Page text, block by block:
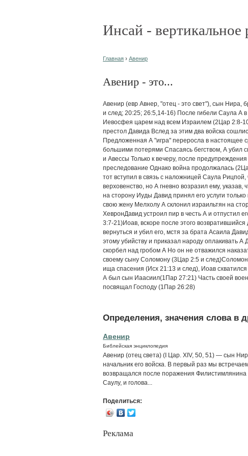
Инсай - вертикальное
Главная › Авенир
Авенир - это...
Авенир (евр Авнер, "отец - это свет"), сын Нира,
и след; 20:25; 26:5,14-16) После гибели Саула А
Иевосфея царем над всем Израилем (2Цар 2:8-
престол Давида Вслед за этим два войска
Предложенная А "игра" переросла в настоящее
большими потерями Спасаясь бегством, А убил
и Авессы Только к вечеру, после
преследование Однако война продолжалась
тот вступил в связь с наложницей Саула
верховенство, но А гневно возразил ему,
на сторону Иуды Давид принял его услуги
свою жену Мелхолу А склонил израильтян на
ХевронДавид устроил пир в честь А и отпустил
3:7-21)Иоав, вскоре после этого
вернуться и убил его, мстя за брата Асаила
этому убийству и приказал народу оплакивать
скорбел над гробом А Но он не отважился
своему сыну Соломону (3Цар 2:5 и след)Соломон
ища спасения (Исх 21:13 и след), Иоав
А был сын Иаасиил(1Пар 27:21) Часть своей
посвящал Господу (1Пар 26:28)
Определения, значения слова в
Авенир
Библейская энциклопедия
Авенир (отец света) (I Цар. XIV, 50, 51) — сын
начальник его войска. В первый раз мы
возвращался после поражения Филистимлянина
Саулу, и голова...
Поделиться:
Реклама